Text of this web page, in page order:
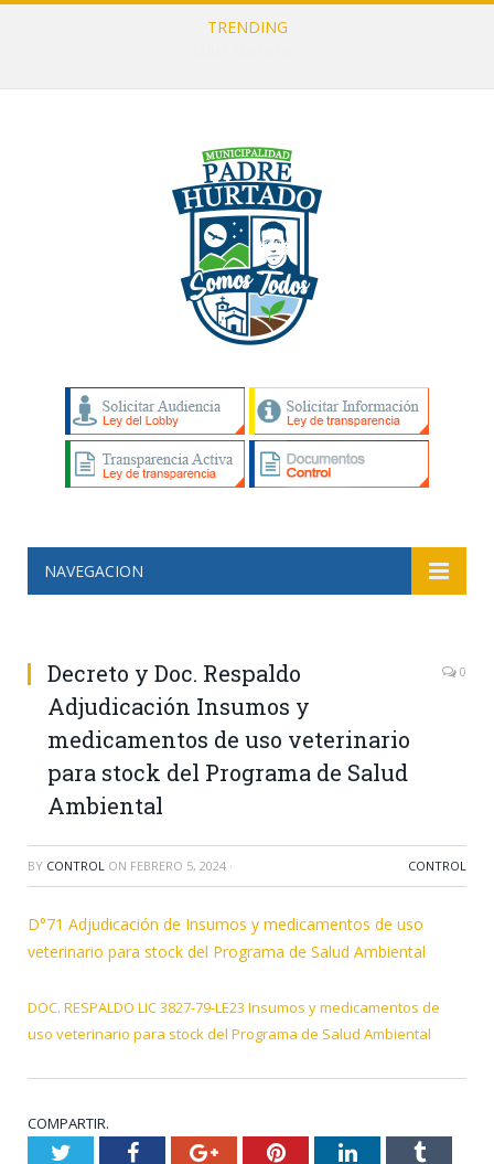
TRENDING
NAVEGACION
Decreto y Doc. Respaldo
Adjudicación Insumos y
medicamentos de uso veterinario
para stock del Programa de Salud
Ambiental
0
BY CONTROL ON FEBRERO 5, 2024 · CONTROL
D°71 Adjudicación de Insumos y medicamentos de uso
veterinario para stock del Programa de Salud Ambiental
DOC. RESPALDO LIC 3827-79-LE23 Insumos y medicamentos de
uso veterinario para stock del Programa de Salud Ambiental
COMPARTIR.
TwitterFacebookGoogle+PinterestLinkedInTumblr